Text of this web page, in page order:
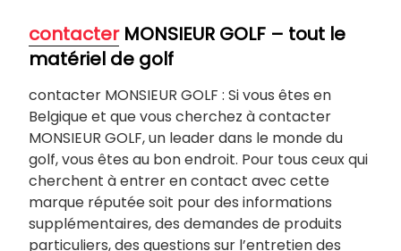
contacterMONSIEUR GOLF – tout le
matériel de golf
contacter MONSIEUR GOLF : Si vous êtes en
Belgique et que vous cherchez à contacter
MONSIEUR GOLF, un leader dans le monde du
golf, vous êtes au bon endroit. Pour tous ceux qui
cherchent à entrer en contact avec cette
marque réputée soit pour des informations
supplémentaires, des demandes de produits
particuliers, des questions sur l’entretien des